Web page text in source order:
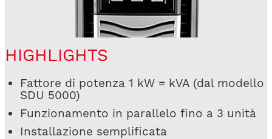
HIGHLIGHTS
Fattore di potenza 1 kW = kVA (dal modello
SDU 5000)
Funzionamento in parallelo fino a 3 unità
Installazione semplificata